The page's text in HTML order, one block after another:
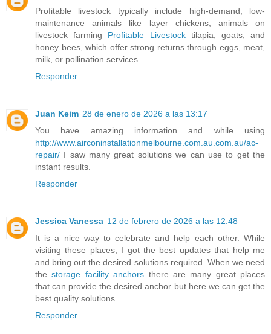
Profitable livestock typically include high-demand, low-
maintenance animals like layer chickens, animals on
livestock farming Profitable Livestocktilapia, goats, and
honey bees, which offer strong returns through eggs, meat,
milk, or pollination services.
Responder
Juan Keim 28 de enero de 2026 a las 13:17
You have amazing information and while using
http://www.airconinstallationmelbourne.com.au.com.au/ac-
repair/ I saw many great solutions we can use to get the
instant results.
Responder
Jessica Vanessa 12 de febrero de 2026 a las 12:48
It is a nice way to celebrate and help each other. While
visiting these places, I got the best updates that help me
and bring out the desired solutions required. When we need
thestorage facility anchors there are many great places
that can provide the desired anchor but here we can get the
best quality solutions.
Responder